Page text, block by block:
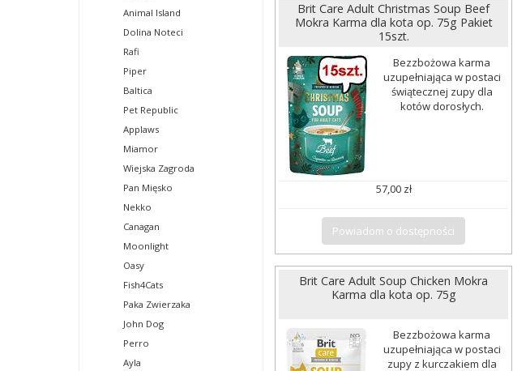
Brit Care Adult Christmas Soup Beef
Mokra Karma dla kota op. 75g Pakiet
15szt.
Bezzbożowa karma
uzupełniająca w postaci
świątecznej zupy dla
kotów dorosłych.
57,00 zł
Powiadom o dostępności
Brit Care Adult Soup Chicken Mokra
Karma dla kota op. 75g
Bezzbożowa karma
uzupełniająca w postaci
zupy z kurczakiem dla
Animal Island
Dolina Noteci
Rafi
Piper
Baltica
Pet Republic
Applaws
Miamor
Wiejska Zagroda
Pan Mięsko
Nekko
Canagan
Moonlight
Oasy
Fish4Cats
Paka Zwierzaka
John Dog
Perro
Ayla